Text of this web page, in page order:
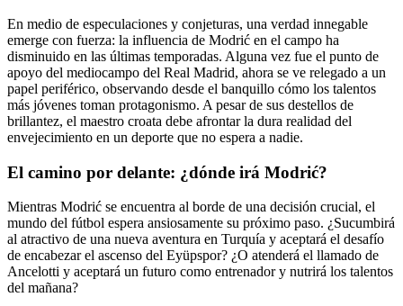
En medio de especulaciones y conjeturas, una verdad innegable
emerge con fuerza: la influencia de Modrić en el campo ha
disminuido en las últimas temporadas. Alguna vez fue el punto de
apoyo del mediocampo del Real Madrid, ahora se ve relegado a un
papel periférico, observando desde el banquillo cómo los talentos
más jóvenes toman protagonismo. A pesar de sus destellos de
brillantez, el maestro croata debe afrontar la dura realidad del
envejecimiento en un deporte que no espera a nadie.
El camino por delante: ¿dónde irá Modrić?
Mientras Modrić se encuentra al borde de una decisión crucial, el
mundo del fútbol espera ansiosamente su próximo paso. ¿Sucumbirá
al atractivo de una nueva aventura en Turquía y aceptará el desafío
de encabezar el ascenso del Eyüpspor? ¿O atenderá el llamado de
Ancelotti y aceptará un futuro como entrenador y nutrirá los talentos
del mañana?